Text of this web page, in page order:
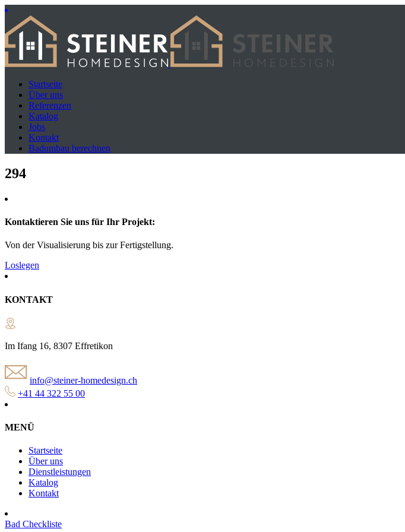
Startseite
Über uns
Referenzen
Katalog
Jobs
Kontakt
Badumbau berechnen
294
Kontaktieren Sie uns für Ihr Projekt:
Von der Visualisierung bis zur Fertigstellung.
Loslegen
KONTAKT
Im Ifang 16, 8307 Effretikon
info@steiner-homedesign.ch
+41 44 322 55 00
MENÜ
Startseite
Über uns
Dienstleistungen
Katalog
Kontakt
Bad Checkliste